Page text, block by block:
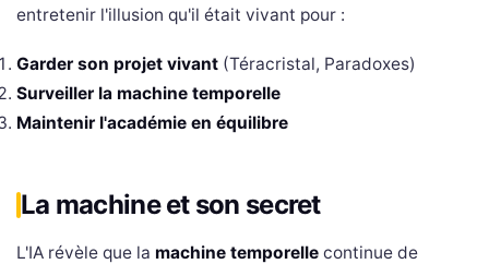
entretenir l'illusion qu'il était vivant pour :
Garder son projet vivant (Téracristal, Paradoxes)
Surveiller la machine temporelle
Maintenir l'académie en équilibre
La machine et son secret
L'IA révèle que la machine temporelle continue de